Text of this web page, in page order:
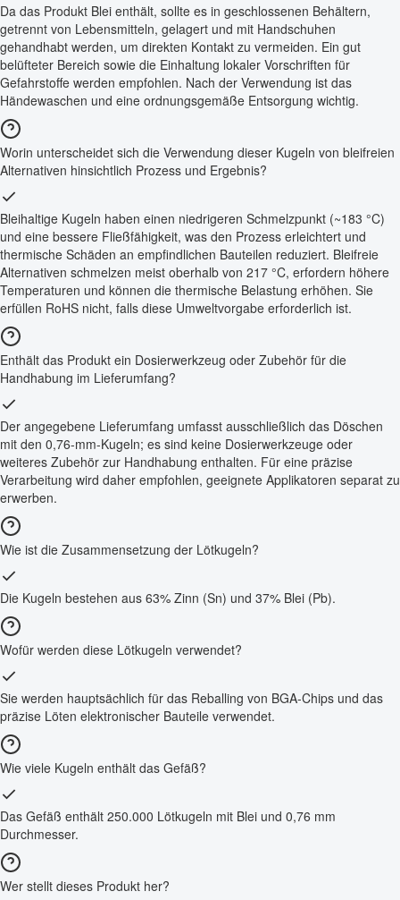
Da das Produkt Blei enthält, sollte es in geschlossenen Behältern,
getrennt von Lebensmitteln, gelagert und mit Handschuhen
gehandhabt werden, um direkten Kontakt zu vermeiden. Ein gut
belüfteter Bereich sowie die Einhaltung lokaler Vorschriften für
Gefahrstoffe werden empfohlen. Nach der Verwendung ist das
Händewaschen und eine ordnungsgemäße Entsorgung wichtig.
Worin unterscheidet sich die Verwendung dieser Kugeln von bleifreien
Alternativen hinsichtlich Prozess und Ergebnis?
Bleihaltige Kugeln haben einen niedrigeren Schmelzpunkt (~183 °C)
und eine bessere Fließfähigkeit, was den Prozess erleichtert und
thermische Schäden an empfindlichen Bauteilen reduziert. Bleifreie
Alternativen schmelzen meist oberhalb von 217 °C, erfordern höhere
Temperaturen und können die thermische Belastung erhöhen. Sie
erfüllen RoHS nicht, falls diese Umweltvorgabe erforderlich ist.
Enthält das Produkt ein Dosierwerkzeug oder Zubehör für die
Handhabung im Lieferumfang?
Der angegebene Lieferumfang umfasst ausschließlich das Döschen
mit den 0,76-mm-Kugeln; es sind keine Dosierwerkzeuge oder
weiteres Zubehör zur Handhabung enthalten. Für eine präzise
Verarbeitung wird daher empfohlen, geeignete Applikatoren separat zu
erwerben.
Wie ist die Zusammensetzung der Lötkugeln?
Die Kugeln bestehen aus 63% Zinn (Sn) und 37% Blei (Pb).
Wofür werden diese Lötkugeln verwendet?
Sie werden hauptsächlich für das Reballing von BGA-Chips und das
präzise Löten elektronischer Bauteile verwendet.
Wie viele Kugeln enthält das Gefäß?
Das Gefäß enthält 250.000 Lötkugeln mit Blei und 0,76 mm
Durchmesser.
Wer stellt dieses Produkt her?